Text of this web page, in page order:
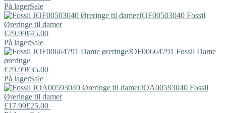
På lagerSale
JOF00503040 Fossil
Øreringe til damer
£29.99£45.00
På lagerSale
JOF00664791 Fossil Dame
øreringe
£29.99£35.00
På lagerSale
JOA00593040 Fossil
Øreringe til damer
£17.99£25.00